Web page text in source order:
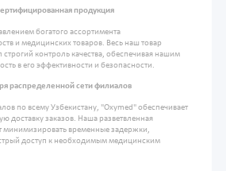
продукция
богатого ассортимента
и медицинских товаров. Весь наш товар
контроль качества, обеспечивая нашим
в его эффективности и безопасности.
распределенной сети филиалов
по всему Узбекистану, "Oxymed" обеспечивает
доставку заказов. Наша разветвленная
минимизировать временные задержки,
доступ к необходимым медицинским